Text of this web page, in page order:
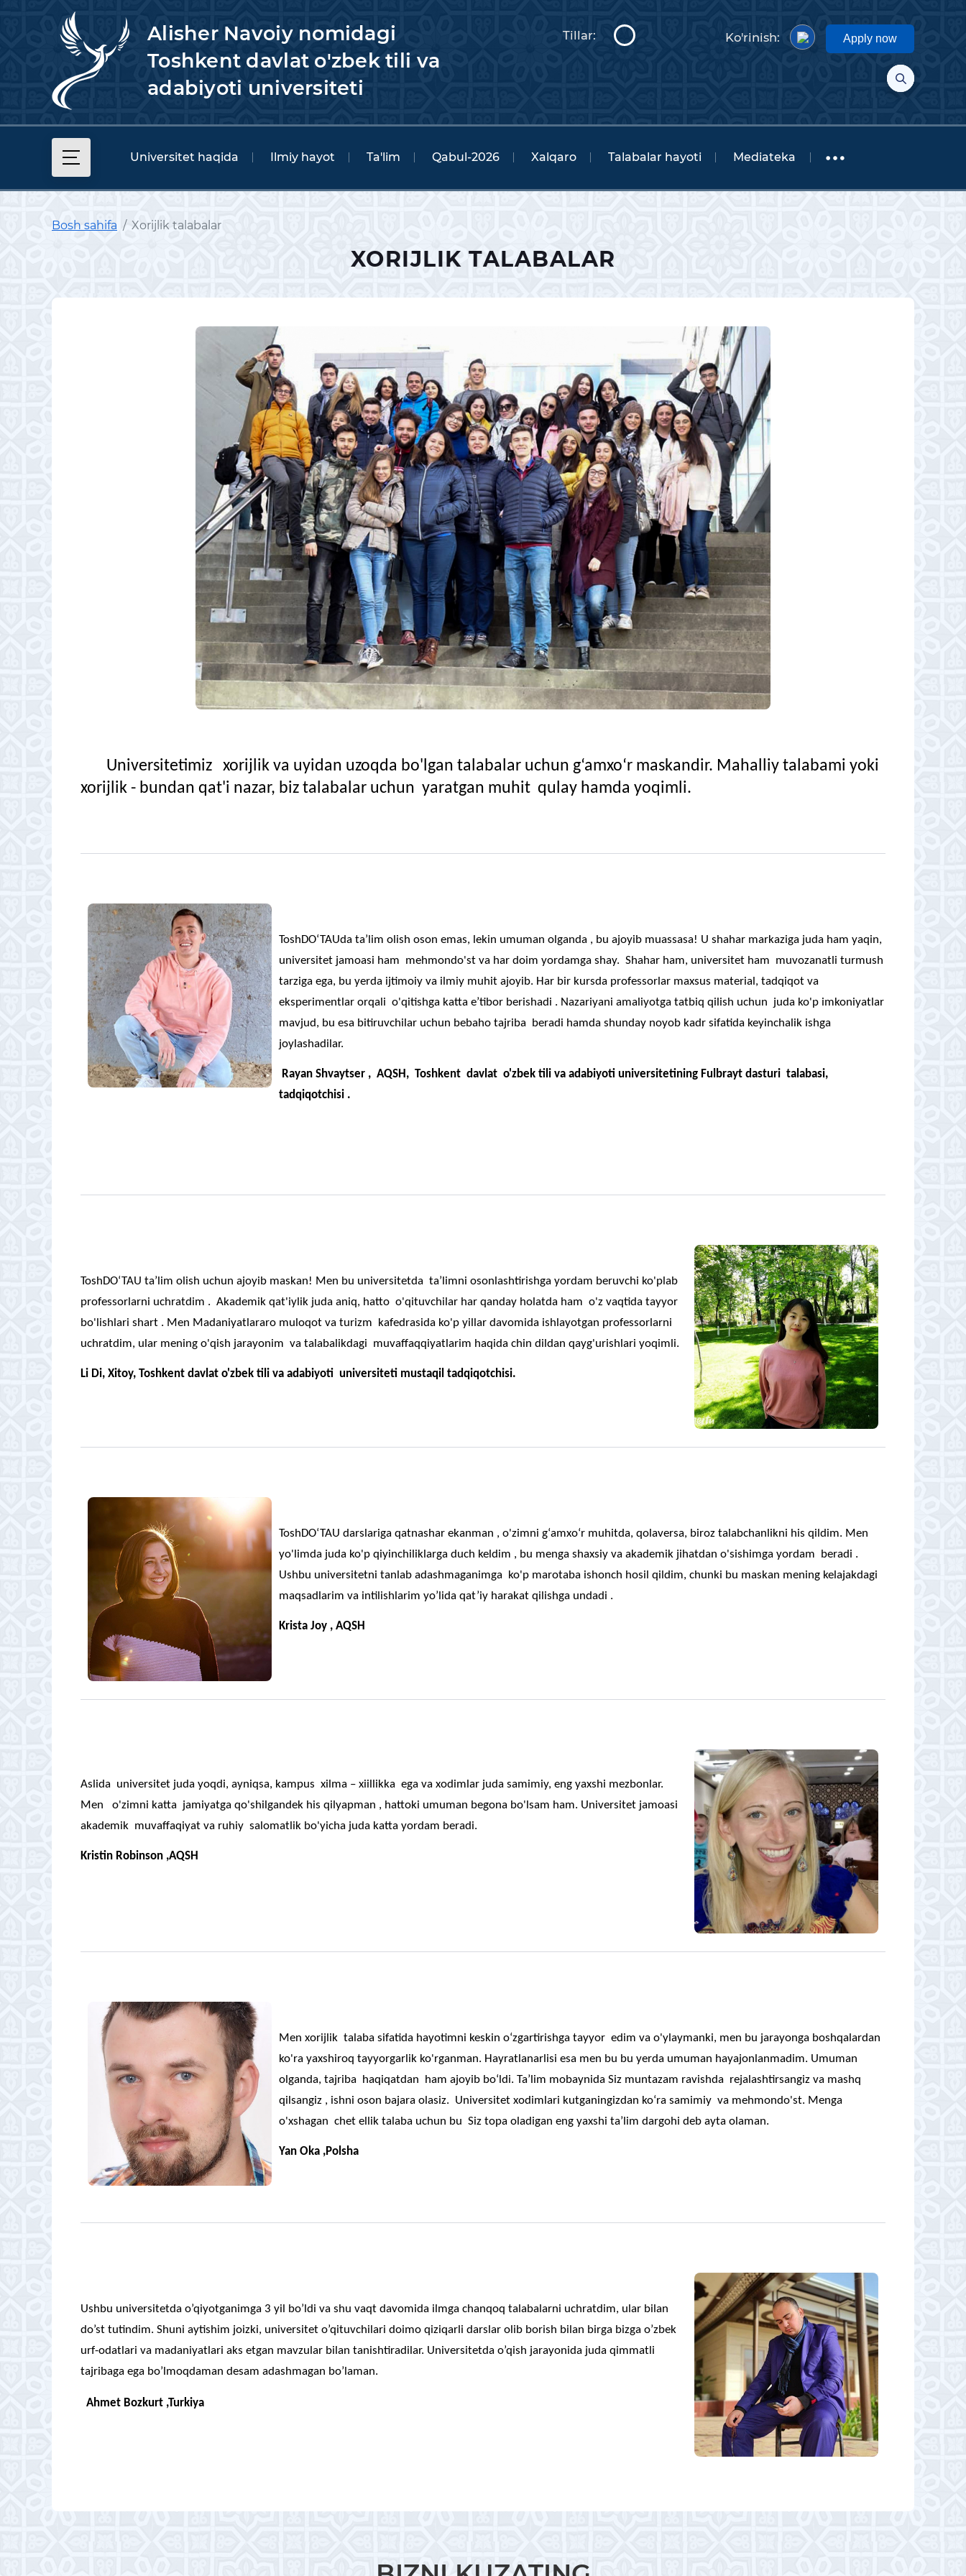
Alisher Navoiy nomidagi
Toshkent davlat o'zbek tili va
adabiyoti universiteti
Tillar: Ko'rinish: Apply now
Universitet haqida Ilmiy hayot Ta'lim Qabul-2026 Xalqaro Talabalar hayoti Mediateka
Bosh sahifa Xorijlik talabalar
XORIJLIK TALABALAR
Universitetimiz xorijlik va uyidan uzoqda bo'lgan talabalar uchun g‘amxo‘r maskandir. Mahalliy talabami yoki
xorijlik - bundan qat'i nazar, biz talabalar uchun yaratgan muhit qulay hamda yoqimli.
ToshDO‘TAUda ta’lim olish oson emas, lekin umuman olganda , bu ajoyib muassasa! U shahar markaziga juda ham yaqin,
universitet jamoasi ham mehmondo'st va har doim yordamga shay. Shahar ham, universitet ham muvozanatli turmush
tarziga ega, bu yerda ijtimoiy va ilmiy muhit ajoyib. Har bir kursda professorlar maxsus material, tadqiqot va
eksperimentlar orqali o'qitishga katta e’tibor berishadi . Nazariyani amaliyotga tatbiq qilish uchun juda ko'p imkoniyatlar
mavjud, bu esa bitiruvchilar uchun bebaho tajriba beradi hamda shunday noyob kadr sifatida keyinchalik ishga
joylashadilar.
Rayan Shvaytser , AQSH, Toshkent davlat o'zbek tili va adabiyoti universitetining Fulbrayt dasturi talabasi,
tadqiqotchisi .
ToshDO‘TAU ta’lim olish uchun ajoyib maskan! Men bu universitetda ta’limni osonlashtirishga yordam beruvchi ko'plab
professorlarni uchratdim . Akademik qat'iylik juda aniq, hatto o'qituvchilar har qanday holatda ham o'z vaqtida tayyor
bo'lishlari shart . Men Madaniyatlararo muloqot va turizm kafedrasida ko'p yillar davomida ishlayotgan professorlarni
uchratdim, ular mening o'qish jarayonim va talabalikdagi muvaffaqqiyatlarim haqida chin dildan qayg'urishlari yoqimli.
Li Di, Xitoy, Toshkent davlat o'zbek tili va adabiyoti universiteti mustaqil tadqiqotchisi.
ToshDO‘TAU darslariga qatnashar ekanman , o'zimni g‘amxo‘r muhitda, qolaversa, biroz talabchanlikni his qildim. Men
yo'limda juda ko'p qiyinchiliklarga duch keldim , bu menga shaxsiy va akademik jihatdan o'sishimga yordam beradi .
Ushbu universitetni tanlab adashmaganimga ko'p marotaba ishonch hosil qildim, chunki bu maskan mening kelajakdagi
maqsadlarim va intilishlarim yo’lida qat’iy harakat qilishga undadi .
Krista Joy , AQSH
Aslida universitet juda yoqdi, ayniqsa, kampus xilma – xiillikka ega va xodimlar juda samimiy, eng yaxshi mezbonlar.
Men o'zimni katta jamiyatga qo'shilgandek his qilyapman , hattoki umuman begona bo'lsam ham. Universitet jamoasi
akademik muvaffaqiyat va ruhiy salomatlik bo'yicha juda katta yordam beradi.
Kristin Robinson ,AQSH
Men xorijlik talaba sifatida hayotimni keskin o‘zgartirishga tayyor edim va o'ylaymanki, men bu jarayonga boshqalardan
ko'ra yaxshiroq tayyorgarlik ko'rganman. Hayratlanarlisi esa men bu bu yerda umuman hayajonlanmadim. Umuman
olganda, tajriba haqiqatdan ham ajoyib bo‘ldi. Ta’lim mobaynida Siz muntazam ravishda rejalashtirsangiz va mashq
qilsangiz , ishni oson bajara olasiz. Universitet xodimlari kutganingizdan ko‘ra samimiy va mehmondo'st. Menga
o'xshagan chet ellik talaba uchun bu Siz topa oladigan eng yaxshi ta’lim dargohi deb ayta olaman.
Yan Oka ,Polsha
Ushbu universitetda o’qiyotganimga 3 yil bo’ldi va shu vaqt davomida ilmga chanqoq talabalarni uchratdim, ular bilan
do’st tutindim. Shuni aytishim joizki, universitet o’qituvchilari doimo qiziqarli darslar olib borish bilan birga bizga o’zbek
urf-odatlari va madaniyatlari aks etgan mavzular bilan tanishtiradilar. Universitetda o’qish jarayonida juda qimmatli
tajribaga ega bo’lmoqdaman desam adashmagan bo’laman.
Ahmet Bozkurt ,Turkiya